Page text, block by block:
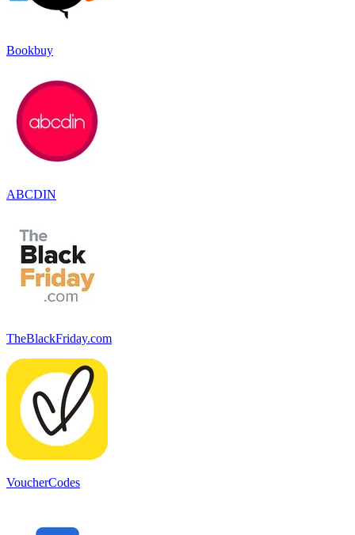
Bookbuy
ABCDIN
TheBlackFriday.com
VoucherCodes